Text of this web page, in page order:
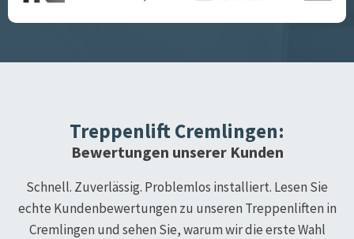
TreppenliftCremlingen:
Bewertungen unserer Kunden
Schnell. Zuverlässig. Problemlos installiert. Lesen Sie
echte Kundenbewertungen zu unseren Treppenliften in
Cremlingen und sehen Sie, warum wir die erste Wahl